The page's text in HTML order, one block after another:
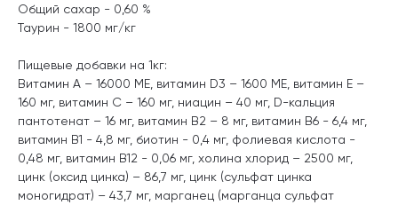
Общий сахар - 0,60 %
Таурин - 1800 мг/кг
Пищевые добавки на 1кг:
Витамин A – 16000 МЕ, витамин D3 – 1600 МЕ, витамин E –
160 мг, витамин C – 160 мг, ниацин – 40 мг, D-кальция
пантотенат – 16 мг, витамин B2 – 8 мг, витамин B6 - 6,4 мг,
витамин B1 - 4,8 мг, биотин - 0,4 мг, фолиевая кислота -
0,48 мг, витамин В12 - 0,06 мг, холина хлорид – 2500 мг,
цинк (оксид цинка) – 86,7 мг, цинк (сульфат цинка
моногидрат) – 43,7 мг, марганец (марганца сульфат